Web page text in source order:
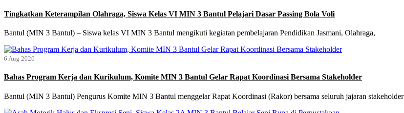
Tingkatkan Keterampilan Olahraga, Siswa Kelas VI MIN 3 Bantul Pelajari Dasar Passing Bola Voli
Bantul (MIN 3 Bantul) – Siswa kelas VI MIN 3 Bantul mengikuti kegiatan pembelajaran Pendidikan Jasmani, Olahraga,
6 Aug 2026
Bahas Program Kerja dan Kurikulum, Komite MIN 3 Bantul Gelar Rapat Koordinasi Bersama Stakeholder
Bantul (MIN 3 Bantul) Pengurus Komite MIN 3 Bantul menggelar Rapat Koordinasi (Rakor) bersama seluruh jajaran stakeholder